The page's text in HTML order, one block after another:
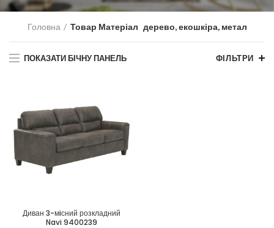
Головна Товар Матеріал дерево, екошкіра, метал
ПОКАЗАТИ БІЧНУ ПАНЕЛЬ ФІЛЬТРИ
Диван 3-мiсний розкладний
Navi 9400239